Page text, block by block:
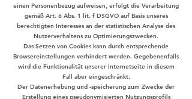
einen Personenbezug aufweisen, erfolgt die Verarbeitung
gemäß Art. 6 Abs. 1 lit. f DSGVO auf Basis unseres
berechtigten Interesses an der statistischen Analyse des
Nutzerverhaltens zu Optimierungszwecken.
Das Setzen von Cookies kann durch entsprechende
Browsereinstellungen verhindert werden. Gegebenenfalls
wird die Funktionalität unserer Internetseite in diesem
Fall aber eingeschränkt.
Der Datenerhebung und -speicherung zum Zwecke der
Erstellung eines pseudonymisierten Nutzungsprofils